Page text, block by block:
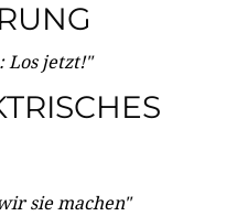
Los jetzt!"
sie machen"